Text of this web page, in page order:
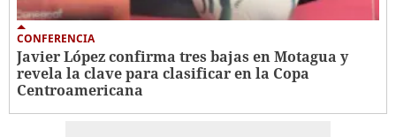
CONFERENCIA
Javier López confirma tres bajas en Motagua y
revela la clave para clasificar en la Copa
Centroamericana